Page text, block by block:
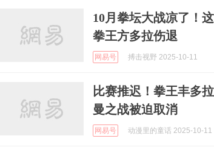
10月拳坛大战凉了！
拳王方多拉伤退
网易号 搏击视野 2025-10-11
比赛推迟！拳王丰多
曼之战被迫取消
网易号 动漫里的童话 2025-10-11